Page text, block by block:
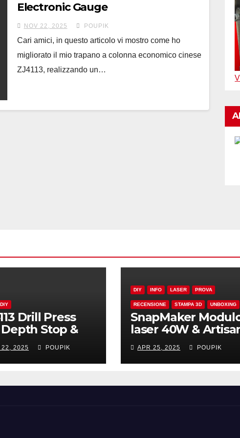
Electronic Gauge
NOV 22, 2025 POUPIK
Cari amici, in questo articolo vi mostro come ho
migliorato il mio trapano a colonna economico cinese
ZJ4113, realizzando un…
DIY
Drill Press
Depth Stop &
Gauge
22, 2025 POUPIK
DIY INFO LASER PROVA
RECENSIONE STAMPA 3D UNBOXING
SnapMaker
laser 40W &
Enclosure
APR 25, 2025 POUPIK